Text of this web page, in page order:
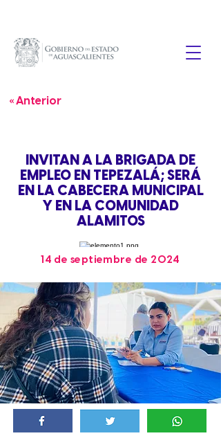
« Anterior
INVITAN A LA BRIGADA DE
EMPLEO EN TEPEZALÁ; SERÁ
EN LA CABECERA MUNICIPAL
Y EN LA COMUNIDAD
ALAMITOS
14 de septiembre de 2024